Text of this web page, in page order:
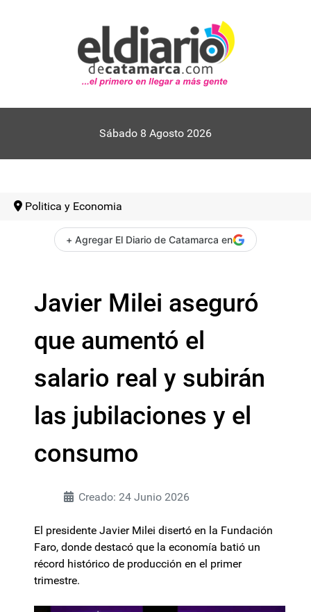
Sábado 8 Agosto 2026
Politica y Economia
+ Agregar El Diario de Catamarca en
Javier Milei aseguró
que aumentó el
salario real y subirán
las jubilaciones y el
consumo
Creado: 24 Junio 2026
El presidente Javier Milei disertó en la Fundación
Faro, donde destacó que la economía batió un
récord histórico de producción en el primer
trimestre.